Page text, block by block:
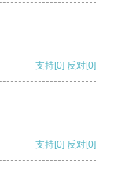
支持[0] 反对[0]
支持[0] 反对[0]